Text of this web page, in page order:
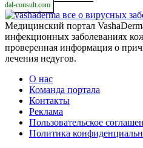
dal-consult.com
все о вирусных
Медицинский портал
инфекционных заболеваниях
проверенная информация о
лечения недугов.
О нас
Команда портала
Контакты
Реклама
Пользовательское
Политика